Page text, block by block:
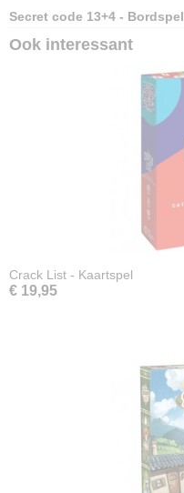
Secret code 13+4 - Bordspel
Ook interessant
Crack List - Kaartspel
€ 19,95